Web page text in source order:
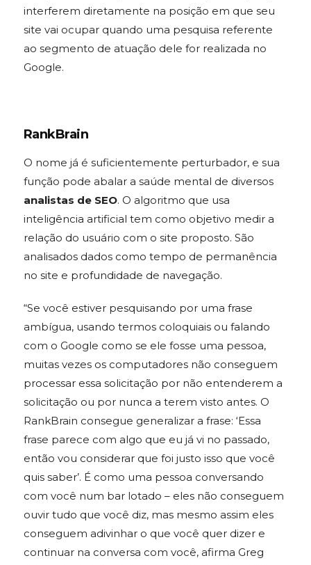
interferem diretamente na posição em que seu
site vai ocupar quando uma pesquisa referente
ao segmento de atuação dele for realizada no
Google.
RankBrain
O nome já é suficientemente perturbador, e sua
função pode abalar a saúde mental de diversos
analistas de SEO. O algoritmo que usa
inteligência artificial tem como objetivo medir a
relação do usuário com o site proposto. São
analisados dados como tempo de permanência
no site e profundidade de navegação.
“Se você estiver pesquisando por uma frase
ambígua, usando termos coloquiais ou falando
com o Google como se ele fosse uma pessoa,
muitas vezes os computadores não conseguem
processar essa solicitação por não entenderem a
solicitação ou por nunca a terem visto antes. O
RankBrain consegue generalizar a frase: ‘Essa
frase parece com algo que eu já vi no passado,
então vou considerar que foi justo isso que você
quis saber’. É como uma pessoa conversando
com você num bar lotado – eles não conseguem
ouvir tudo que você diz, mas mesmo assim eles
conseguem adivinhar o que você quer dizer e
continuar na conversa com você, afirma Greg